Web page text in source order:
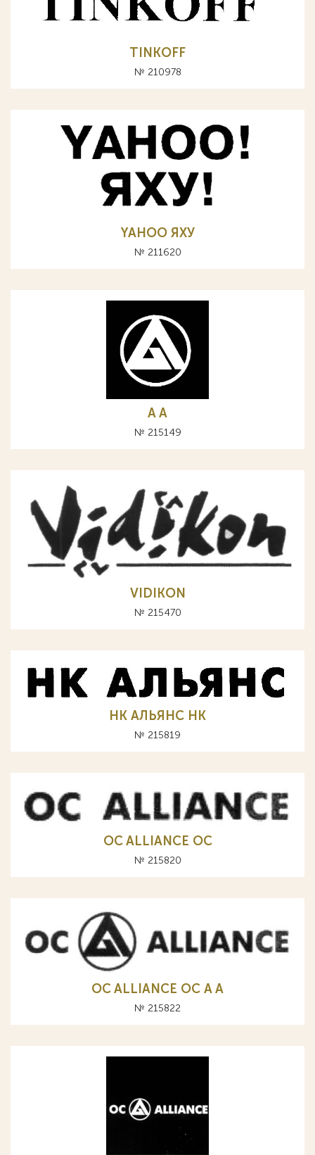
TINKOFF
№ 210978
YAHOO ЯХУ
№ 211620
A А
№ 215149
VIDIKON
№ 215470
НК АЛЬЯНС HK
№ 215819
OC ALLIANCE ОС
№ 215820
OC ALLIANCE ОС A А
№ 215822